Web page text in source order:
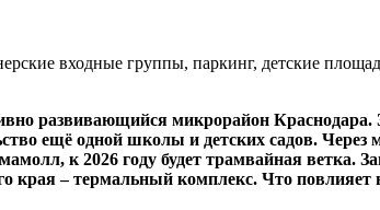
входные группы, паркинг, детские
развивающийся микрорайон
ещё одной школы и детских садов.
к 2026 году будет трамвайная
края – термальный комплекс. Что